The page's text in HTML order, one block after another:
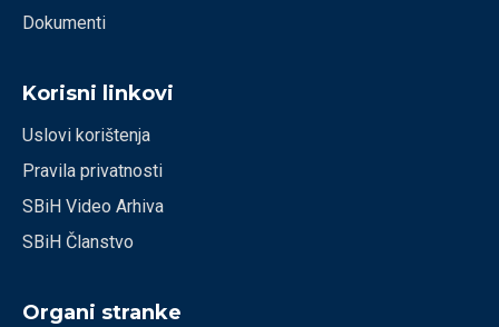
Dokumenti
Korisni linkovi
Uslovi korištenja
Pravila privatnosti
SBiH Video Arhiva
SBiH Članstvo
Organi stranke